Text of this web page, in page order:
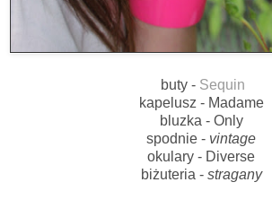
buty - Sequin
kapelusz - Madame
bluzka - Only
spodnie - vintage
okulary - Diverse
biżuteria - stragany